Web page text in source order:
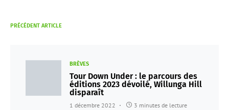
PRÉCÉDENT ARTICLE
BRÈVES
Tour Down Under : le parcours des
éditions 2023 dévoilé, Willunga Hill
disparaît
1 décembre 2022 3 minutes de lecture